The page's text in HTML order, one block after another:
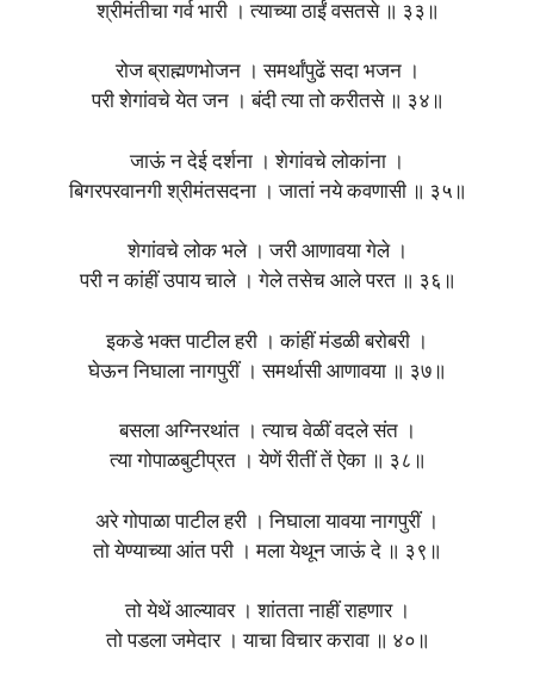
श्रीमंतीचा गर्व भारी । त्याच्या ठाईं वसतसे ॥ ३३॥
रोज ब्राह्मणभोजन । समर्थांपुढें सदा भजन ।
परी शेगांवचे येत जन । बंदी त्या तो करीतसे ॥ ३४॥
जाऊं न देई दर्शना । शेगांवचे लोकांना ।
बिगरपरवानगी श्रीमंतसदना । जातां नये कवणासी ॥ ३५॥
शेगांवचे लोक भले । जरी आणावया गेले ।
परी न कांहीं उपाय चाले । गेले तसेच आले परत ॥ ३६॥
इकडे भक्त पाटील हरी । कांहीं मंडळी बरोबरी ।
घेऊन निघाला नागपुरीं । समर्थासी आणावया ॥ ३७॥
बसला अग्निरथांत । त्याच वेळीं वदले संत ।
त्या गोपाळबुटीप्रत । येणें रीतीं तें ऐका ॥ ३८॥
अरे गोपाळा पाटील हरी । निघाला यावया नागपुरीं ।
तो येण्याच्या आंत परी । मला येथून जाऊं दे ॥ ३९॥
तो येथें आल्यावर । शांतता नाहीं राहणार ।
तो पडला जमेदार । याचा विचार करावा ॥ ४०॥